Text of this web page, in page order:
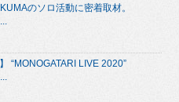
のソロ活動に密着取材。
“MONOGATARI LIVE 2020”